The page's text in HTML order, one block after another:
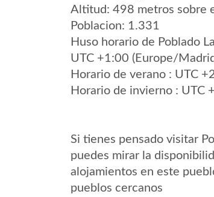
Altitud: 498 metros sobre
Poblacion: 1.331
Huso horario de Poblado
UTC +1:00 (Europe/
Horario de verano : UTC
Horario de invierno : UTC
Si tienes pensado visitar
puedes mirar la
alojamientos en este
pueblos cercanos